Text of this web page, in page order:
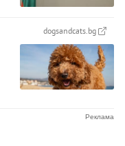
dogsandcats.bg